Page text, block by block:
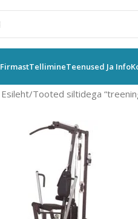
FirmastTellimineTeenused Ja Info
Esileht Tooted siltidega